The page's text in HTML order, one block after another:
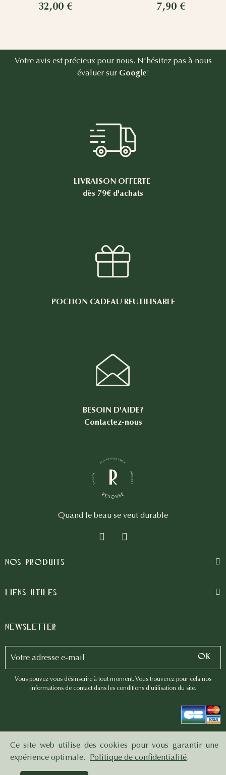
32,00 € 7,90 €
Votre avis est précieux pour nous. N'hésitez pas à nous
évaluer sur Google!
LIVRAISON OFFERTE
dès 79€ d'achats
POCHON CADEAU REUTILISABLE
BESOIN D'AIDE?
Contactez-nous
Quand le beau se veut durable
Nos produits
Liens utiles
Newsletter
Vous pouvez vous désinscrire à tout moment. Vous trouverez pour cela nos
informations de contact dans les conditions d'utilisation du site.
© Résonne 2023 | Développé par C'est Nous - L'agence
Ce site web utilise des cookies pour vous garantir une
expérience optimale. Politique de confidentialité.